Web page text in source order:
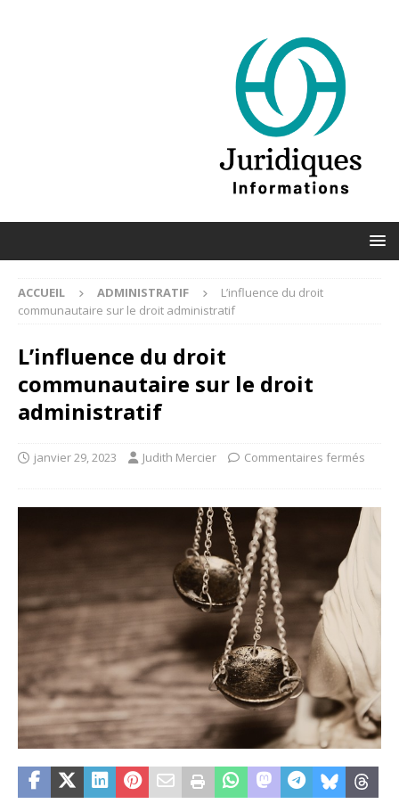
ACCUEIL ADMINISTRATIF
L’influence du droit
communautaire sur le droit administratif
L’influence du droit
communautaire sur le droit
administratif
janvier 29, 2023 Judith Mercier Commentaires fermés